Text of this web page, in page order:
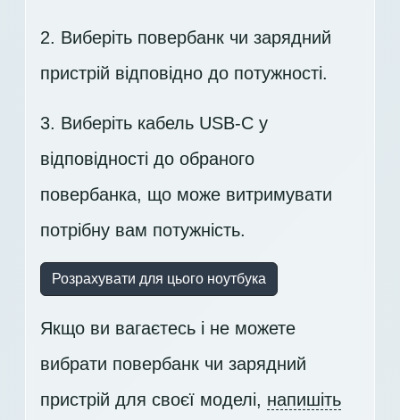
2. Виберіть повербанк чи зарядний
пристрій відповідно до потужності.
3. Виберіть кабель USB-C у
відповідності до обраного
повербанка, що може витримувати
потрібну вам потужність.
Розрахувати для цього ноутбука
Якщо ви вагаєтесь і не можете
вибрати повербанк чи зарядний
пристрій для своєї моделі, напишіть